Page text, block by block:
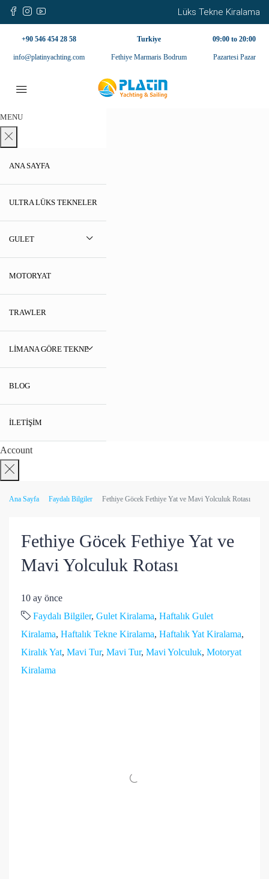
Lüks Tekne Kiralama
+90 546 454 28 58
info@platinyachting.com
Turkiye
Fethiye Marmaris Bodrum
09:00 to 20:00
Pazartesi Pazar
MENU
ANA SAYFA
ULTRA LÜKS TEKNELER
GULET
MOTORYAT
TRAWLER
LIMANA GÖRE TEKNE
BLOG
İLETIŞIM
Account
Ana Sayfa Faydalı Bilgiler Fethiye Göcek Fethiye Yat ve Mavi Yolculuk Rotası
Fethiye Göcek Fethiye Yat ve
Mavi Yolculuk Rotası
10 ay önce
Faydalı Bilgiler, Gulet Kiralama, Haftalık Gulet
Kiralama, Haftalık Tekne Kiralama, Haftalık Yat Kiralama,
Kiralık Yat, Mavi Tur, Mavi Tur, Mavi Yolculuk, Motoryat
Kiralama